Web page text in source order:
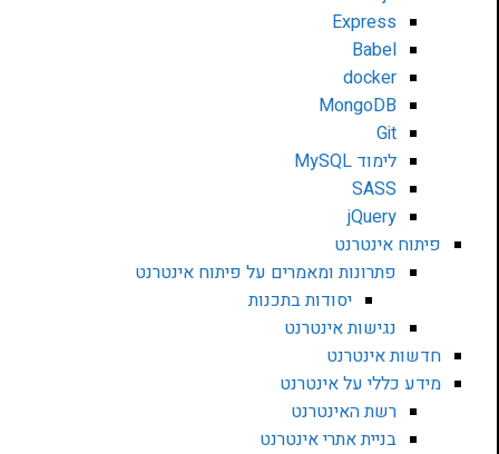
Express
Babel
docker
MongoDB
Git
לימוד MySQL
SASS
jQuery
פיתוח אינטרנט
פתרונות ומאמרים על פיתוח אינטרנט
יסודות בתכנות
נגישות אינטרנט
חדשות אינטרנט
מידע כללי על אינטרנט
רשת האינטרנט
בניית אתרי אינטרנט